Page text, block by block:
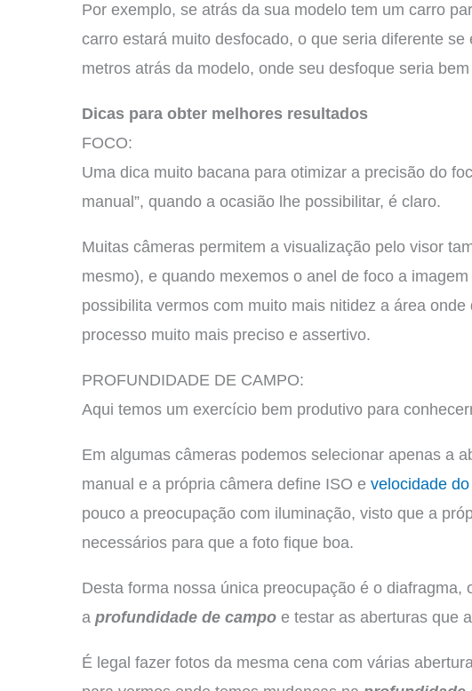
Por exemplo, se atrás da sua modelo tem um carro
carro estará muito desfocado, o que seria diferente
metros atrás da modelo, onde seu desfoque seria bem
Dicas para obter melhores resultados
FOCO:
Uma dica muito bacana para otimizar a precisão do
manual”, quando a ocasião lhe possibilitar, é claro.
Muitas câmeras permitem a visualização pelo visor
mesmo), e quando mexemos o anel de foco a
possibilita vermos com muito mais nitidez a área
processo muito mais preciso e assertivo.
PROFUNDIDADE DE CAMPO:
Aqui temos um exercício bem produtivo para
Em algumas câmeras podemos selecionar apenas a
manual e a própria câmera define ISO e velocidade
pouco a preocupação com iluminação, visto que a
necessários para que a foto fique boa.
Desta forma nossa única preocupação é o diafragma,
a profundidade de campo e testar as aberturas que
É legal fazer fotos da mesma cena com várias